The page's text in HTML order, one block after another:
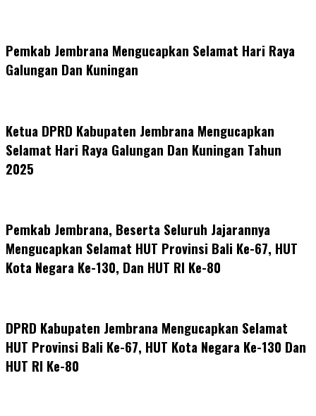
Pemkab Jembrana Mengucapkan Selamat Hari Raya
Galungan Dan Kuningan
Ketua DPRD Kabupaten Jembrana Mengucapkan
Selamat Hari Raya Galungan Dan Kuningan Tahun
2025
Pemkab Jembrana, Beserta Seluruh Jajarannya
Mengucapkan Selamat HUT Provinsi Bali Ke-67, HUT
Kota Negara Ke-130, Dan HUT RI Ke-80
DPRD Kabupaten Jembrana Mengucapkan Selamat
HUT Provinsi Bali Ke-67, HUT Kota Negara Ke-130 Dan
HUT RI Ke-80